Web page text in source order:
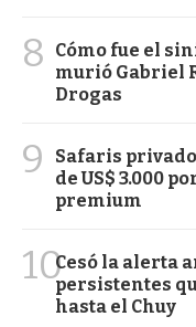
8
Cómo fue el
murió Gabriel
Drogas
9
Safaris
de US$ 3.000
premium
10Cesó la alerta
persistentes
hasta el Chuy